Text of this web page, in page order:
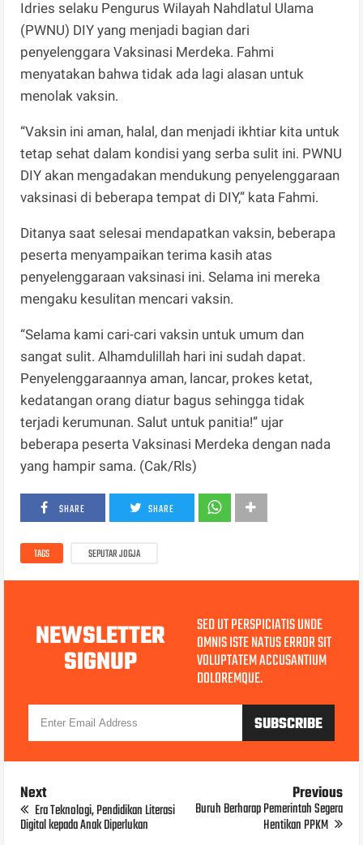
Idries selaku Pengurus Wilayah Nahdlatul Ulama
(PWNU) DIY yang menjadi bagian dari
penyelenggara Vaksinasi Merdeka. Fahmi
menyatakan bahwa tidak ada lagi alasan untuk
menolak vaksin.
“Vaksin ini aman, halal, dan menjadi ikhtiar kita untuk
tetap sehat dalam kondisi yang serba sulit ini. PWNU
DIY akan mengadakan mendukung penyelenggaraan
vaksinasi di beberapa tempat di DIY,” kata Fahmi.
Ditanya saat selesai mendapatkan vaksin, beberapa
peserta menyampaikan terima kasih atas
penyelenggaraan vaksinasi ini. Selama ini mereka
mengaku kesulitan mencari vaksin.
“Selama kami cari-cari vaksin untuk umum dan
sangat sulit. Alhamdulillah hari ini sudah dapat.
Penyelenggaraannya aman, lancar, prokes ketat,
kedatangan orang diatur bagus sehingga tidak
terjadi kerumunan. Salut untuk panitia!” ujar
beberapa peserta Vaksinasi Merdeka dengan nada
yang hampir sama. (Cak/Rls)
SHARE SHARE
TAGS SEPUTAR JOGJA
NEWSLETTER
SIGNUP
SED UT PERSPICIATIS UNDE
OMNIS ISTE NATUS ERROR SIT
VOLUPTATEM ACCUSANTIUM
DOLOREMQUE.
Next
Era Teknologi, Pendidikan Literasi
Digital kepada Anak Diperlukan
Previous
Buruh Berharap Pemerintah Segera
Hentikan PPKM